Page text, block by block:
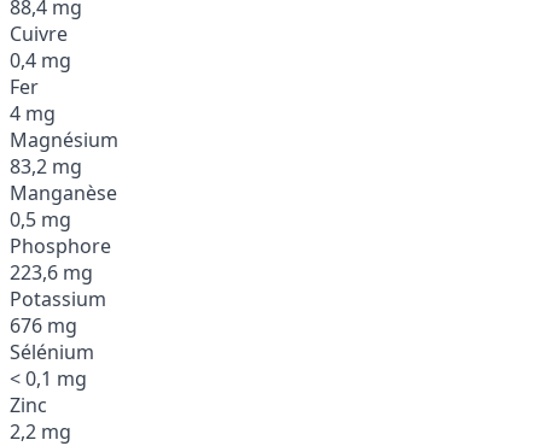
88,4 mg
Cuivre
0,4 mg
Fer
4 mg
Magnésium
83,2 mg
Manganèse
0,5 mg
Phosphore
223,6 mg
Potassium
676 mg
Sélénium
< 0,1 mg
Zinc
2,2 mg